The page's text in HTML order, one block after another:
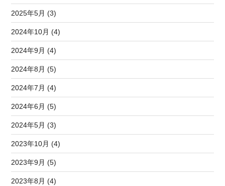
2025年5月 (3)
2024年10月 (4)
2024年9月 (4)
2024年8月 (5)
2024年7月 (4)
2024年6月 (5)
2024年5月 (3)
2023年10月 (4)
2023年9月 (5)
2023年8月 (4)